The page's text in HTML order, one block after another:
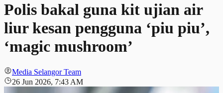
Polis bakal guna kit ujian air
liur kesan pengguna ‘piu piu’,
‘magic mushroom’
Media Selangor Team
26 Jun 2026, 7:43 AM